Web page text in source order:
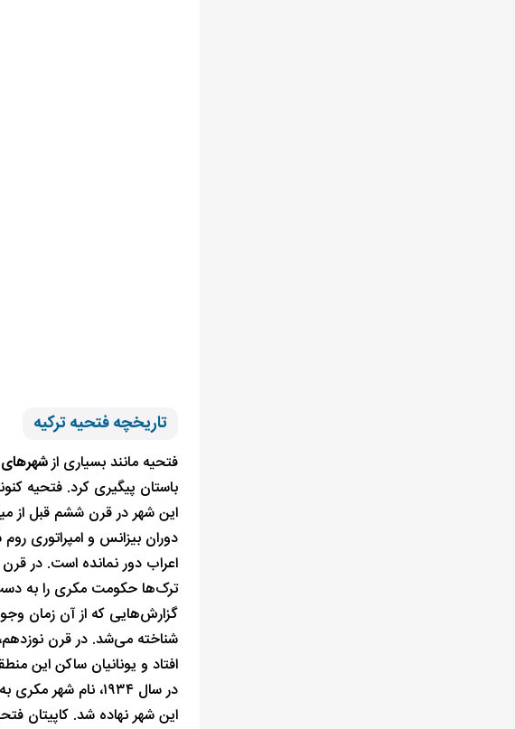
تاریخچه فتحیه ترکیه
فتحیه مانند بسیاری ازشهرهای
باستان پیگیری کرد. فتحیه
این شهر در قرن ششم قبل از
دوران بیزانس و امپراتوری
اعراب دور نمانده است. در
ترک‌ها حکومت مکری را به
گزارش‌هایی که از آن زمان
شناخته می‌شد. در قرن
افتاد و یونانیان ساکن این
در سال ۱۹۳۴، نام
این شهر نهاده شد. کاپیتان